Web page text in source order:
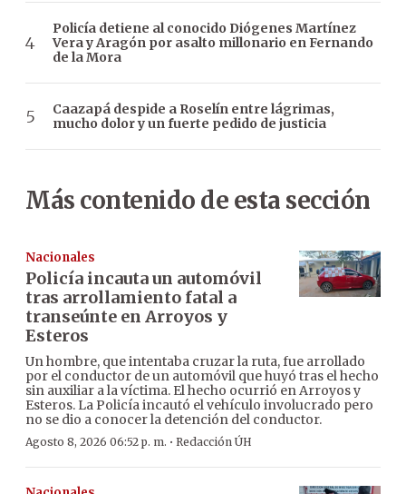
Policía detiene al conocido Diógenes Martínez
Vera y Aragón por asalto millonario en Fernando
de la Mora
Caazapá despide a Roselín entre lágrimas,
mucho dolor y un fuerte pedido de justicia
Más contenido de esta sección
Nacionales
Policía incauta un automóvil
tras arrollamiento fatal a
transeúnte en Arroyos y
Esteros
Un hombre, que intentaba cruzar la ruta, fue arrollado
por el conductor de un automóvil que huyó tras el hecho
sin auxiliar a la víctima. El hecho ocurrió en Arroyos y
Esteros. La Policía incautó el vehículo involucrado pero
no se dio a conocer la detención del conductor.
Agosto 8, 2026 06:52 p. m. · Redacción ÚH